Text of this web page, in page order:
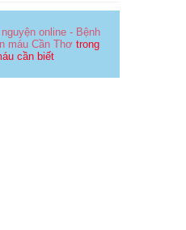
online - Bệnh
máu Cần Thơ trong
cần biết